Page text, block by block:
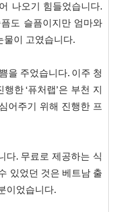
나오기 힘들었습니다.
도 슬픔이지만 엄마와
물이 고였습니다.
을 주었습니다. 이주 청
한 ‘퓨처랩’은 부천 지
어주기 위해 진행한 프
다. 무료로 제공하는 식
있었던 것은 베트남 출
이었습니다.